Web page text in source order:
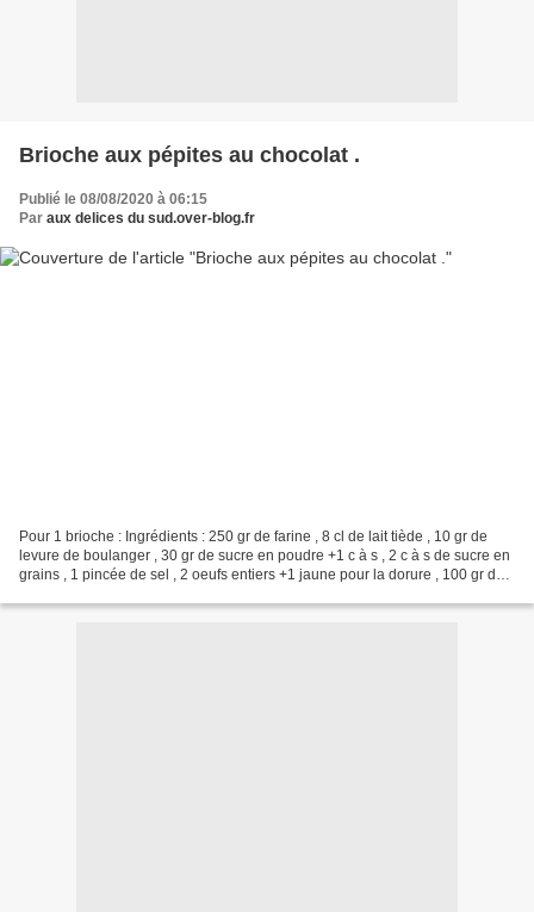
Brioche aux pépites au chocolat .
Publié le 08/08/2020 à 06:15
Par aux delices du sud.over-blog.fr
Pour 1 brioche : Ingrédients : 250 gr de farine , 8 cl de lait tiède , 10 gr de
levure de boulanger , 30 gr de sucre en poudre +1 c à s , 2 c à s de sucre en
grains , 1 pincée de sel , 2 oeufs entiers +1 jaune pour la dorure , 100 gr de